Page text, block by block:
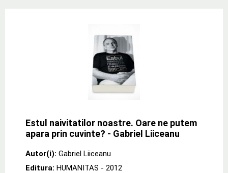
Estul naivitatilor noastre. Oare ne putem
apara prin cuvinte? - Gabriel Liiceanu
Autor(i): Gabriel Liiceanu
Editura: HUMANITAS - 2012